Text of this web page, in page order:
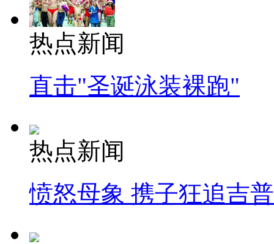
热点新闻
直击"圣诞泳装裸跑"
热点新闻
愤怒母象 携子狂追吉